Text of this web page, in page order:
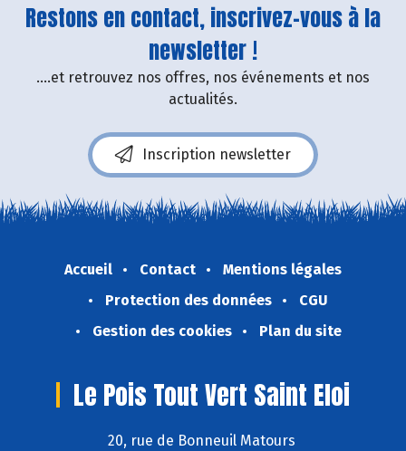
Restons en contact, inscrivez-vous à la
newsletter !
....et retrouvez nos offres, nos événements et nos
actualités.
Inscription newsletter
Accueil Contact
Mentions légales
Protection des données
CGU
Gestion des cookies
Plan du site
Le Pois Tout Vert Saint Eloi
20, rue de Bonneuil Matours